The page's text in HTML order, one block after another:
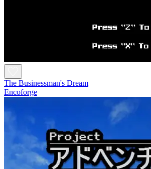
The Businessman's Dream
Encoforge